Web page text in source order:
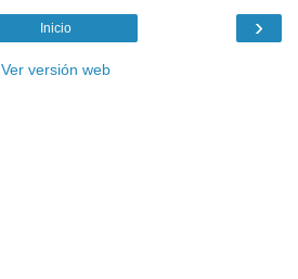
›
Inicio
Ver versión web